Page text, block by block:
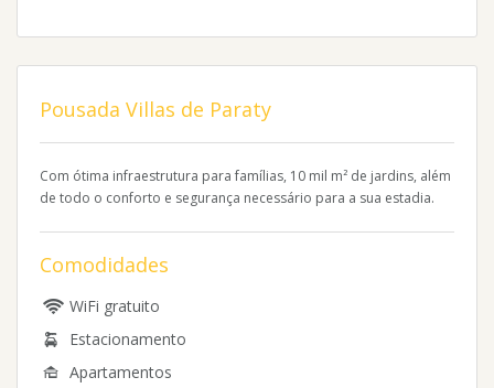
Pousada Villas de Paraty
Com ótima infraestrutura para famílias, 10 mil m² de jardins, além
de todo o conforto e segurança necessário para a sua estadia.
Comodidades
WiFi gratuito
Estacionamento
Apartamentos